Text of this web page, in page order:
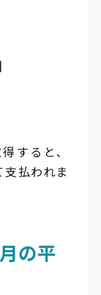
すると、
払われま
の平